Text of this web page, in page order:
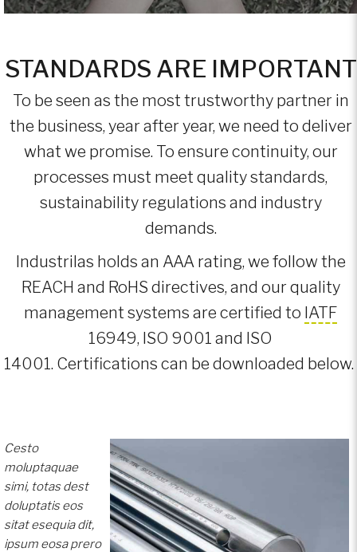
Español
STANDARDS ARE IMPORTANT
To be seen as the most trustworthy partner in
the business, year after year, we need to deliver
what we promise. To ensure continuity, our
processes must meet quality standards,
sustainability regulations and industry
demands.
Industrilas holds an AAA rating, we follow the
REACH and RoHS directives, and our quality
management systems are certified to IATF
16949, ISO 9001 and ISO
14001. Certifications can be downloaded below.
Cesto
moluptaquae
simi, totas dest
doluptatis eos
sitat esequia dit,
ipsum eosa prero